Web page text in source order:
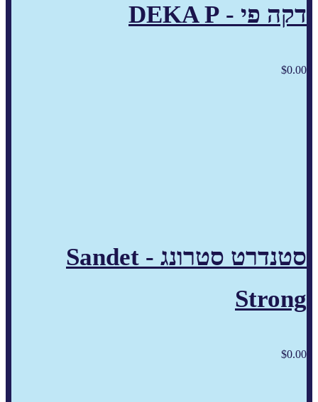
דקה פי - DEKA P
$0.00
סטנדרט סטרונג - Sandet
Strong
$0.00